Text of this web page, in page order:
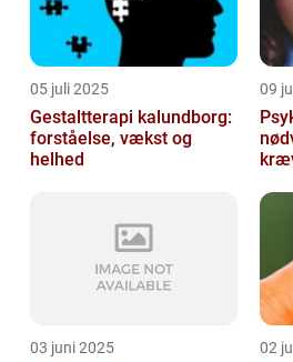
05 juli 2025
Gestaltterapi kalundborg:
forståelse, vækst og
helhed
09
03 juni 2025 02